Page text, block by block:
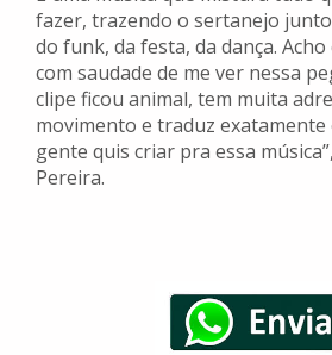
fazer, trazendo o sertanejo
do funk, da festa, da dança.
com saudade de me ver nessa
clipe ficou animal, tem muita
movimento e traduz
gente quis criar pra essa
Pereira.